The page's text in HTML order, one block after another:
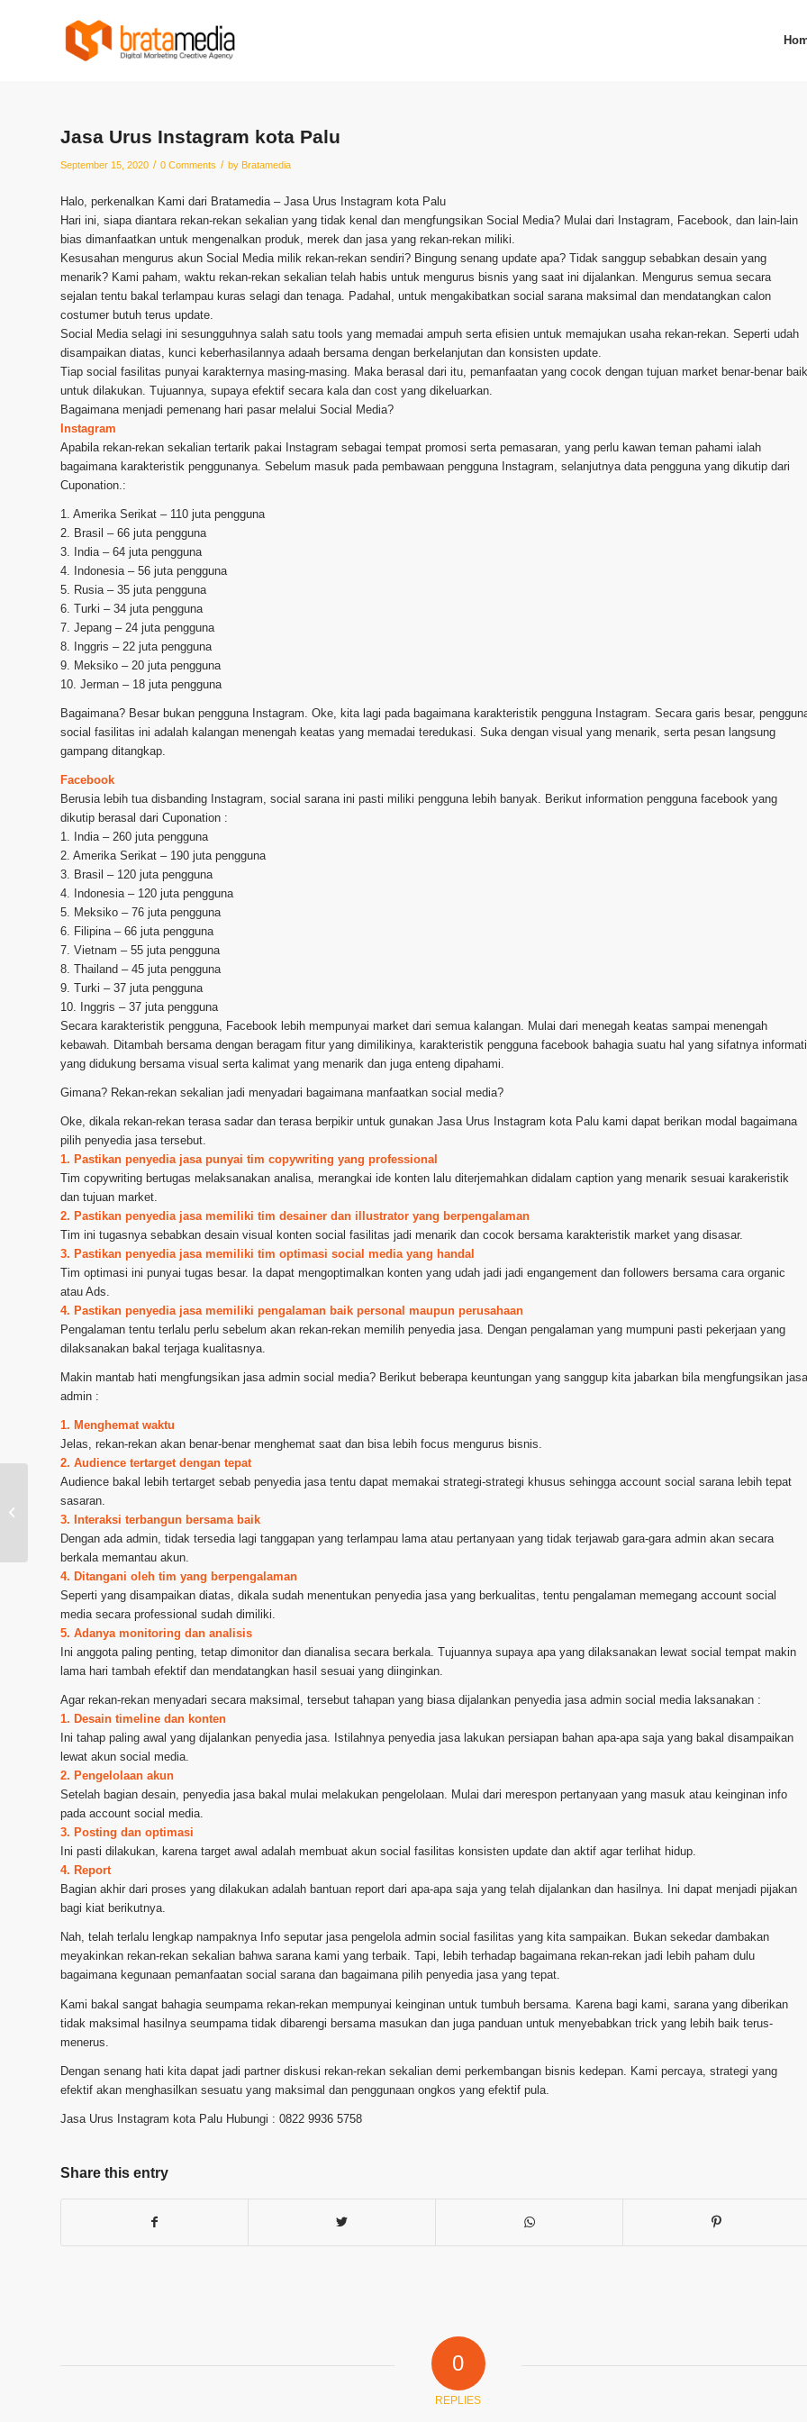
Jasa Urus Instagram kota Palu
September 15, 2020 / 0 Comments / by Bratamedia
Halo, perkenalkan Kami dari Bratamedia – Jasa Urus Instagram kota Palu
Hari ini, siapa diantara rekan-rekan sekalian yang tidak kenal dan mengfungsikan Social Media? Mulai dari Instagram, Facebook, dan lain-lain
bias dimanfaatkan untuk mengenalkan produk, merek dan jasa yang rekan-rekan miliki.
Kesusahan mengurus akun Social Media milik rekan-rekan sendiri? Bingung senang update apa? Tidak sanggup sebabkan desain yang
menarik? Kami paham, waktu rekan-rekan sekalian telah habis untuk mengurus bisnis yang saat ini dijalankan. Mengurus semua secara
sejalan tentu bakal terlampau kuras selagi dan tenaga. Padahal, untuk mengakibatkan social sarana maksimal dan mendatangkan calon
costumer butuh terus update.
Social Media selagi ini sesungguhnya salah satu tools yang memadai ampuh serta efisien untuk memajukan usaha rekan-rekan. Seperti udah
disampaikan diatas, kunci keberhasilannya adaah bersama dengan berkelanjutan dan konsisten update.
Tiap social fasilitas punyai karakternya masing-masing. Maka berasal dari itu, pemanfaatan yang cocok dengan tujuan market benar-benar baik
untuk dilakukan. Tujuannya, supaya efektif secara kala dan cost yang dikeluarkan.
Bagaimana menjadi pemenang hari pasar melalui Social Media?
Instagram
Apabila rekan-rekan sekalian tertarik pakai Instagram sebagai tempat promosi serta pemasaran, yang perlu kawan teman pahami ialah
bagaimana karakteristik penggunanya. Sebelum masuk pada pembawaan pengguna Instagram, selanjutnya data pengguna yang dikutip dari
Cuponation.:
1. Amerika Serikat – 110 juta pengguna
2. Brasil – 66 juta pengguna
3. India – 64 juta pengguna
4. Indonesia – 56 juta pengguna
5. Rusia – 35 juta pengguna
6. Turki – 34 juta pengguna
7. Jepang – 24 juta pengguna
8. Inggris – 22 juta pengguna
9. Meksiko – 20 juta pengguna
10. Jerman – 18 juta pengguna
Bagaimana? Besar bukan pengguna Instagram. Oke, kita lagi pada bagaimana karakteristik pengguna Instagram. Secara garis besar,
social fasilitas ini adalah kalangan menengah keatas yang memadai teredukasi. Suka dengan visual yang menarik, serta pesan langsung
gampang ditangkap.
Facebook
Berusia lebih tua disbanding Instagram, social sarana ini pasti miliki pengguna lebih banyak. Berikut information pengguna facebook yang
dikutip berasal dari Cuponation :
1. India – 260 juta pengguna
2. Amerika Serikat – 190 juta pengguna
3. Brasil – 120 juta pengguna
4. Indonesia – 120 juta pengguna
5. Meksiko – 76 juta pengguna
6. Filipina – 66 juta pengguna
7. Vietnam – 55 juta pengguna
8. Thailand – 45 juta pengguna
9. Turki – 37 juta pengguna
10. Inggris – 37 juta pengguna
Secara karakteristik pengguna, Facebook lebih mempunyai market dari semua kalangan. Mulai dari menegah keatas sampai menengah
kebawah. Ditambah bersama dengan beragam fitur yang dimilikinya, karakteristik pengguna facebook bahagia suatu hal yang sifatnya
yang didukung bersama visual serta kalimat yang menarik dan juga enteng dipahami.
Gimana? Rekan-rekan sekalian jadi menyadari bagaimana manfaatkan social media?
Oke, dikala rekan-rekan terasa sadar dan terasa berpikir untuk gunakan Jasa Urus Instagram kota Palu kami dapat berikan modal bagaimana
pilih penyedia jasa tersebut.
1. Pastikan penyedia jasa punyai tim copywriting yang professional
Tim copywriting bertugas melaksanakan analisa, merangkai ide konten lalu diterjemahkan didalam caption yang menarik sesuai karakeristik
dan tujuan market.
2. Pastikan penyedia jasa memiliki tim desainer dan illustrator yang berpengalaman
Tim ini tugasnya sebabkan desain visual konten social fasilitas jadi menarik dan cocok bersama karakteristik market yang disasar.
3. Pastikan penyedia jasa memiliki tim optimasi social media yang handal
Tim optimasi ini punyai tugas besar. Ia dapat mengoptimalkan konten yang udah jadi jadi engangement dan followers bersama cara organic
atau Ads.
4. Pastikan penyedia jasa memiliki pengalaman baik personal maupun perusahaan
Pengalaman tentu terlalu perlu sebelum akan rekan-rekan memilih penyedia jasa. Dengan pengalaman yang mumpuni pasti pekerjaan yang
dilaksanakan bakal terjaga kualitasnya.
Makin mantab hati mengfungsikan jasa admin social media? Berikut beberapa keuntungan yang sanggup kita jabarkan bila mengfungsikan jasa
admin :
1. Menghemat waktu
Jelas, rekan-rekan akan benar-benar menghemat saat dan bisa lebih focus mengurus bisnis.
2. Audience tertarget dengan tepat
Audience bakal lebih tertarget sebab penyedia jasa tentu dapat memakai strategi-strategi khusus sehingga account social sarana lebih tepat
sasaran.
3. Interaksi terbangun bersama baik
Dengan ada admin, tidak tersedia lagi tanggapan yang terlampau lama atau pertanyaan yang tidak terjawab gara-gara admin akan secara
berkala memantau akun.
4. Ditangani oleh tim yang berpengalaman
Seperti yang disampaikan diatas, dikala sudah menentukan penyedia jasa yang berkualitas, tentu pengalaman memegang account social
media secara professional sudah dimiliki.
5. Adanya monitoring dan analisis
Ini anggota paling penting, tetap dimonitor dan dianalisa secara berkala. Tujuannya supaya apa yang dilaksanakan lewat social tempat makin
lama hari tambah efektif dan mendatangkan hasil sesuai yang diinginkan.
Agar rekan-rekan menyadari secara maksimal, tersebut tahapan yang biasa dijalankan penyedia jasa admin social media laksanakan :
1. Desain timeline dan konten
Ini tahap paling awal yang dijalankan penyedia jasa. Istilahnya penyedia jasa lakukan persiapan bahan apa-apa saja yang bakal disampaikan
lewat akun social media.
2. Pengelolaan akun
Setelah bagian desain, penyedia jasa bakal mulai melakukan pengelolaan. Mulai dari merespon pertanyaan yang masuk atau keinginan info
pada account social media.
3. Posting dan optimasi
Ini pasti dilakukan, karena target awal adalah membuat akun social fasilitas konsisten update dan aktif agar terlihat hidup.
4. Report
Bagian akhir dari proses yang dilakukan adalah bantuan report dari apa-apa saja yang telah dijalankan dan hasilnya. Ini dapat menjadi pijakan
bagi kiat berikutnya.
Nah, telah terlalu lengkap nampaknya Info seputar jasa pengelola admin social fasilitas yang kita sampaikan. Bukan sekedar dambakan
meyakinkan rekan-rekan sekalian bahwa sarana kami yang terbaik. Tapi, lebih terhadap bagaimana rekan-rekan jadi lebih paham dulu
bagaimana kegunaan pemanfaatan social sarana dan bagaimana pilih penyedia jasa yang tepat.
Kami bakal sangat bahagia seumpama rekan-rekan mempunyai keinginan untuk tumbuh bersama. Karena bagi kami, sarana yang diberikan
tidak maksimal hasilnya seumpama tidak dibarengi bersama masukan dan juga panduan untuk menyebabkan trick yang lebih baik terus-
menerus.
Dengan senang hati kita dapat jadi partner diskusi rekan-rekan sekalian demi perkembangan bisnis kedepan. Kami percaya, strategi yang
efektif akan menghasilkan sesuatu yang maksimal dan penggunaan ongkos yang efektif pula.
Jasa Urus Instagram kota Palu Hubungi : 0822 9936 5758
Share this entry
0
REPLIES
Layanan Admin Instagram daerah
Yogyakarta